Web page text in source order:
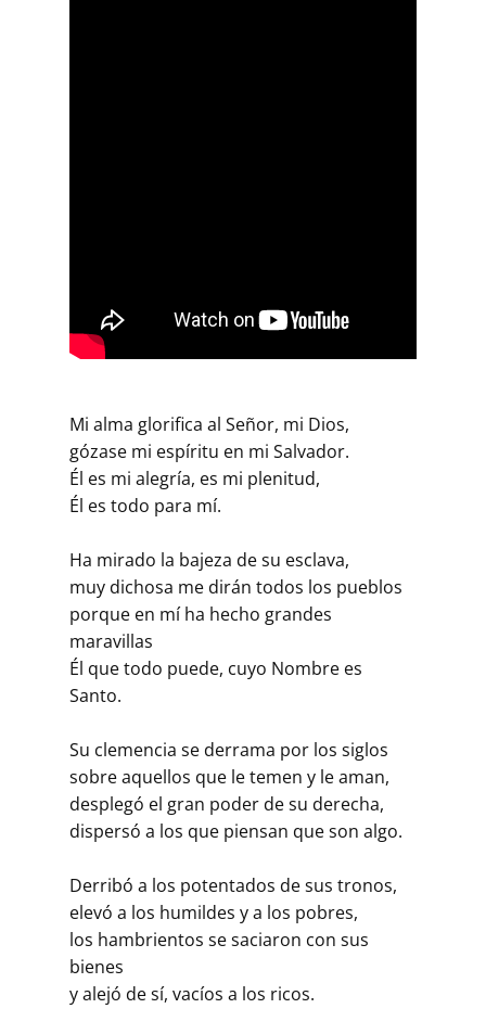
Mi alma glorifica al Señor, mi Dios,
gózase mi espíritu en mi Salvador.
Él es mi alegría, es mi plenitud,
Él es todo para mí.
Ha mirado la bajeza de su esclava,
muy dichosa me dirán todos los pueblos
porque en mí ha hecho grandes
maravillas
Él que todo puede, cuyo Nombre es
Santo.
Su clemencia se derrama por los siglos
sobre aquellos que le temen y le aman,
desplegó el gran poder de su derecha,
dispersó a los que piensan que son algo.
Derribó a los potentados de sus tronos,
elevó a los humildes y a los pobres,
los hambrientos se saciaron con sus
bienes
y alejó de sí, vacíos a los ricos.